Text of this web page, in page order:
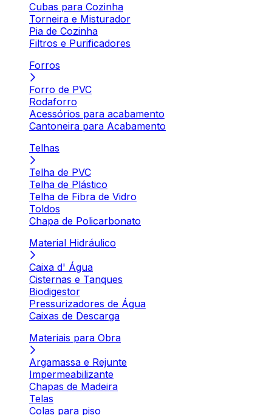
Cubas para Cozinha
Torneira e Misturador
Pia de Cozinha
Filtros e Purificadores
Forros
Forro de PVC
Rodaforro
Acessórios para acabamento
Cantoneira para Acabamento
Telhas
Telha de PVC
Telha de Plástico
Telha de Fibra de Vidro
Toldos
Chapa de Policarbonato
Material Hidráulico
Caixa d' Água
Cisternas e Tanques
Biodigestor
Pressurizadores de Água
Caixas de Descarga
Materiais para Obra
Argamassa e Rejunte
Impermeabilizante
Chapas de Madeira
Telas
Colas para piso